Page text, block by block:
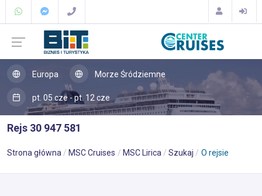
Europa Morze Śródziemne
pt. 05 cze - pt. 12 cze
Rejs 30 947 581
Strona główna MSC Cruises MSC Lirica Szukaj O rejsie